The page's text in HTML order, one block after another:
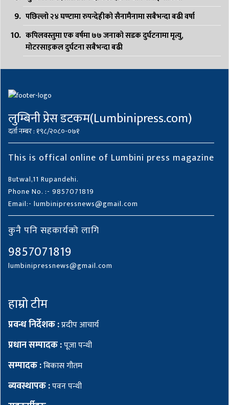
पछिल्लो २४ घण्टामा रुपन्देहीको सैनामैनामा सबैभन्दा बढी वर्षा
कपिलवस्तुमा एक वर्षमा ७७ जनाको सडक दुर्घटनामा मृत्यु,
मोटरसाइकल दुर्घटना सबैभन्दा बढी
लुम्बिनी प्रेस डटकम(Lumbinipress.com)
दर्ता नम्बर : १९८/२०८०-०७१
This is offical online of Lumbini press magazine
Butwal,11 Rupandehi.
Phone No. :- 9857071819
Email:- lumbinipressnews@gmail.com
कुनै पनि सहकार्यको लागि
9857071819
lumbinipressnews@gmail.com
हाम्रो टीम
प्रवन्ध निर्देशक :प्रदीप आचार्य
प्रधान सम्पादक :पूजा पन्थी
सम्पादक :बिकास गौतम
ब्यवस्थापक :पवन पन्थी